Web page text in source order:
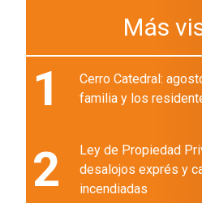
Más
1
Cerro Catedral:
familia y los
2
Ley de Propiedad
desalojos exprés y
incendiadas